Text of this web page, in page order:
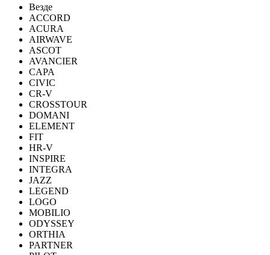
Везде
ACCORD
ACURA
AIRWAVE
ASCOT
AVANCIER
CAPA
CIVIC
CR-V
CROSSTOUR
DOMANI
ELEMENT
FIT
HR-V
INSPIRE
INTEGRA
JAZZ
LEGEND
LOGO
MOBILIO
ODYSSEY
ORTHIA
PARTNER